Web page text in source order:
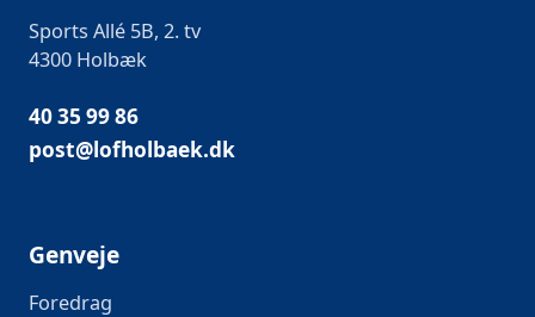
Sports Allé 5B, 2. tv
4300 Holbæk
40 35 99 86
post@lofholbaek.dk
Genveje
Foredrag